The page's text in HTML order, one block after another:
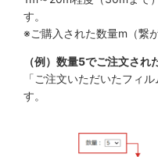
す。
※ご購入された数量m（繋
（例）数量5でご注文され
「ご注文いただいたフィ
す。